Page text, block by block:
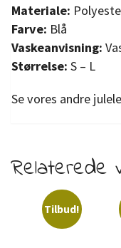
Materiale:
Farve: Blå
Vaskeanvisning:
Størrelse: S – L
Se vores andre
Relaterede
Tilbud!